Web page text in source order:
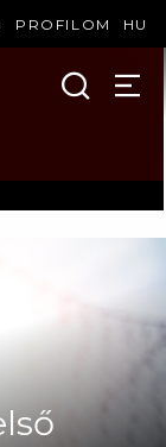
PROFILOM HU